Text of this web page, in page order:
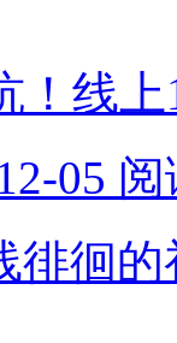
！线
05 阅
徘徊